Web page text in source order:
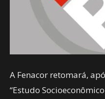
A Fenacor retomará,
“Estudo